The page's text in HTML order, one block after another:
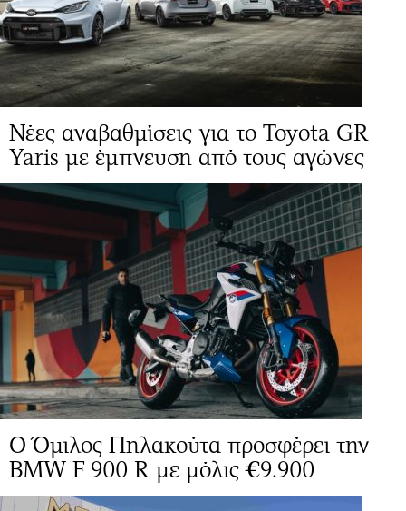
Νέες αναβαθμίσεις για το Toyota GR
Yaris με έμπνευση από τους αγώνες
O Όμιλος Πηλακούτα προσφέρει την
BMW F 900 R με μόλις €9.900